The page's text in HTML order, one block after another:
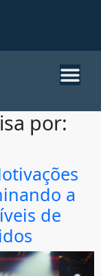
por:
a
de